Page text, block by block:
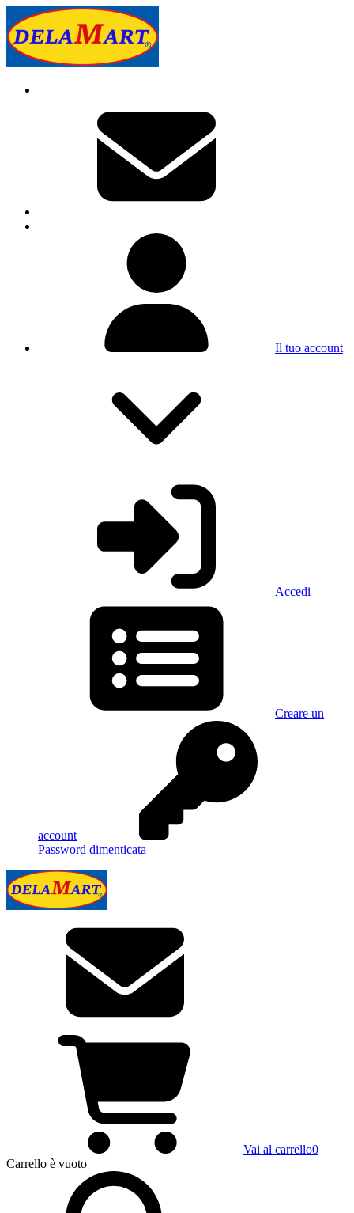
Il tuo account
Accedi
Creare un
account
Password dimenticata
Vai al carrello0
Carrello è vuoto